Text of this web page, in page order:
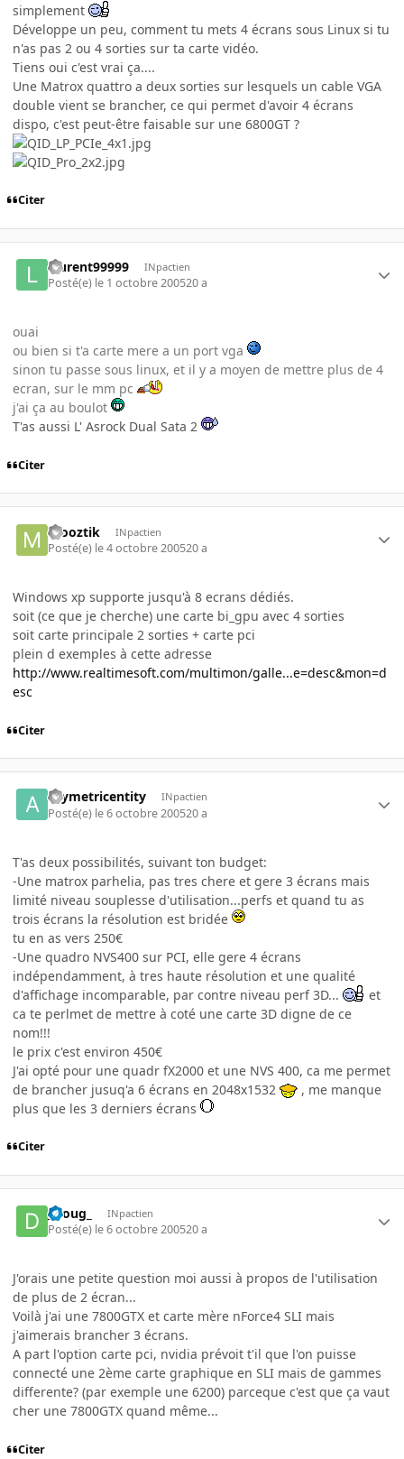
simplement
Développe un peu, comment tu mets 4 écrans sous Linux si tu
n'as pas 2 ou 4 sorties sur ta carte vidéo.
Tiens oui c'est vrai ça....
Une Matrox quattro a deux sorties sur lesquels un cable VGA
double vient se brancher, ce qui permet d'avoir 4 écrans
dispo, c'est peut-être faisable sur une 6800GT ?
Citer
laurent99999 INpactien
Posté(e) le 1 octobre 200520 a
ouai
ou bien si t'a carte mere a un port vga
sinon tu passe sous linux, et il y a moyen de mettre plus de 4
ecran, sur le mm pc
j'ai ça au boulot
T'as aussi L' Asrock Dual Sata 2
Citer
mooztik INpactien
Posté(e) le 4 octobre 200520 a
Windows xp supporte jusqu'à 8 ecrans dédiés.
soit (ce que je cherche) une carte bi_gpu avec 4 sorties
soit carte principale 2 sorties + carte pci
plein d exemples à cette adresse
http://www.realtimesoft.com/multimon/galle...e=desc&mon=d
esc
Citer
asymetricentity INpactien
Posté(e) le 6 octobre 200520 a
T'as deux possibilités, suivant ton budget:
-Une matrox parhelia, pas tres chere et gere 3 écrans mais
limité niveau souplesse d'utilisation...perfs et quand tu as
trois écrans la résolution est bridée
tu en as vers 250€
-Une quadro NVS400 sur PCI, elle gere 4 écrans
indépendamment, à tres haute résolution et une qualité
d'affichage incomparable, par contre niveau perf 3D...
et
ca te perlmet de mettre à coté une carte 3D digne de ce
nom!!!
le prix c'est environ 450€
J'ai opté pour une quadr fX2000 et une NVS 400, ca me permet
de brancher jusuq'a 6 écrans en 2048x1532
, me manque
plus que les 3 derniers écrans
Citer
_Doug_ INpactien
Posté(e) le 6 octobre 200520 a
J'orais une petite question moi aussi à propos de l'utilisation
de plus de 2 écran...
Voilà j'ai une 7800GTX et carte mère nForce4 SLI mais
j'aimerais brancher 3 écrans.
A part l'option carte pci, nvidia prévoit t'il que l'on puisse
connecté une 2ème carte graphique en SLI mais de gammes
differente? (par exemple une 6200) parceque c'est que ça vaut
cher une 7800GTX quand même...
Citer